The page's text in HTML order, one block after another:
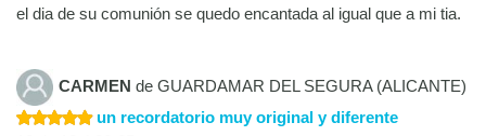
el dia de su comunión se quedo encantada al igual que a mi tia.
CARMEN de GUARDAMAR DEL SEGURA (ALICANTE)
un recordatorio muy original y diferente